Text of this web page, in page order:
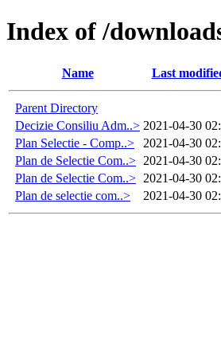
Index of /
Name Last
Parent Directory
Decizie Consiliu Adm..> 2021-04-30
Plan Selectie - Comp..>
2021-04-30
Plan de Selectie Com..> 2021-04-30
Plan de Selectie Com..> 2021-04-30
Plan de selectie com..>
2021-04-30